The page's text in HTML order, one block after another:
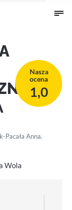
Nasza
ocena
1,0
Pacała Anna.
Wola